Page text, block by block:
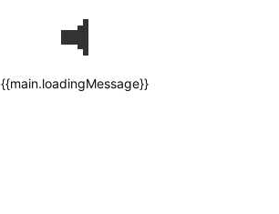
{{main.loadingMessage}}